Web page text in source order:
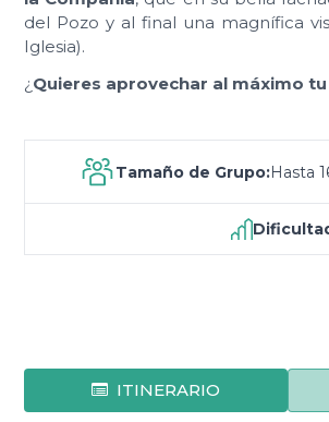
del Pozo y al final una magnífica
Iglesia).
¿ Quieres aprovechar al máximo
Tamaño de Grupo:Hasta
ITINERARIO